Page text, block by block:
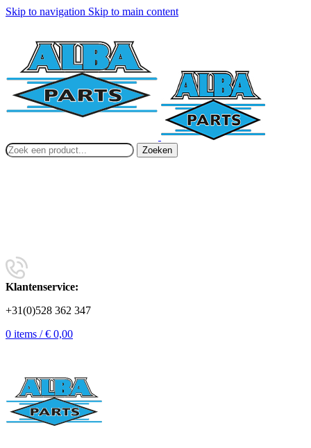
Skip to navigation Skip to main content
Zoeken
Klantenservice:
+31(0)528 362 347
0 items / € 0,00